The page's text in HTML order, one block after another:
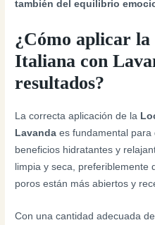
también del equilibrio
¿Cómo aplicar
Italiana con
resultados?
La correcta aplicación de la
Lavanda es fundamental
beneficios hidratantes y
limpia y seca, preferiblemente
poros están más abiertos y
Con una cantidad adecuada